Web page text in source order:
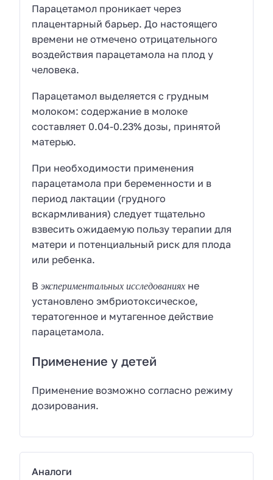
Парацетамол проникает через
плацентарный барьер. До настоящего
времени не отмечено отрицательного
воздействия парацетамола на плод у
человека.
Парацетамол выделяется с грудным
молоком: содержание в молоке
составляет 0.04-0.23% дозы, принятой
матерью.
При необходимости применения
парацетамола при беременности и в
период лактации (грудного
вскармливания) следует тщательно
взвесить ожидаемую пользу терапии для
матери и потенциальный риск для плода
или ребенка.
Вэкспериментальных исследованиях не
установлено эмбриотоксическое,
тератогенное и мутагенное действие
парацетамола.
Применение у детей
Применение возможно согласно режиму
дозирования.
Аналоги